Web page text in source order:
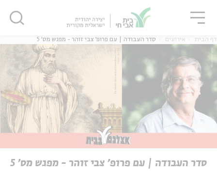
דף הבית אירועים סדר העבודה | עם פרופ' צבי זוהר - מפגש מס' 5
סדר העבודה | עם פרופ' צבי זוהר - מפגש מס' 5
סגור